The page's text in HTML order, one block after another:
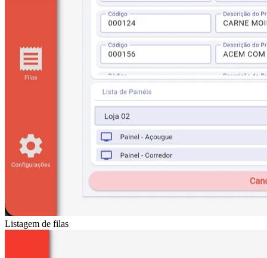
Listagem de filas